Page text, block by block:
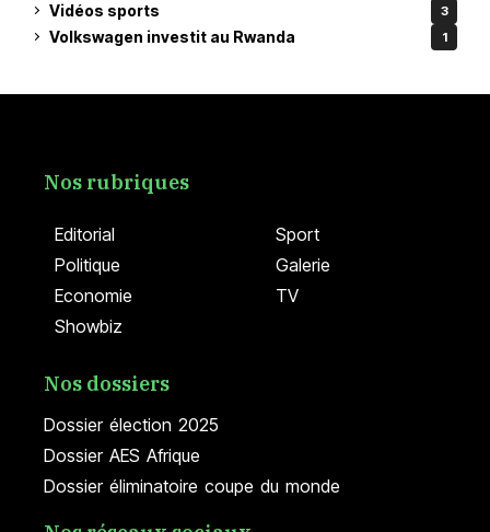
Vidéos sports 3
Volkswagen investit au Rwanda 1
Editorial
Politique
Economie
Showbiz
Sport
Galerie
TV
Nos rubriques
Dossier élection 2025
Dossier AES Afrique
Dossier éliminatoire coupe du monde
Nos dossiers